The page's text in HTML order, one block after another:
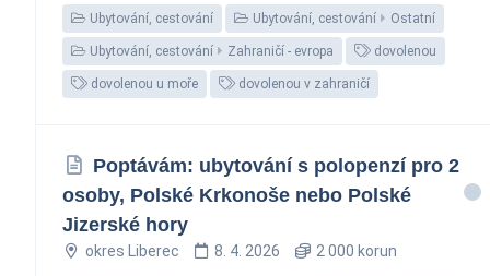
Ubytování, cestování Ubytování, cestování Ostatní
Ubytování, cestování Zahraničí - evropa dovolenou
dovolenou u moře dovolenou v zahraničí
Poptávám: ubytování s polopenzí pro 2
osoby, Polské Krkonoše nebo Polské
Jizerské hory
okres Liberec 8. 4. 2026 2 000 korun